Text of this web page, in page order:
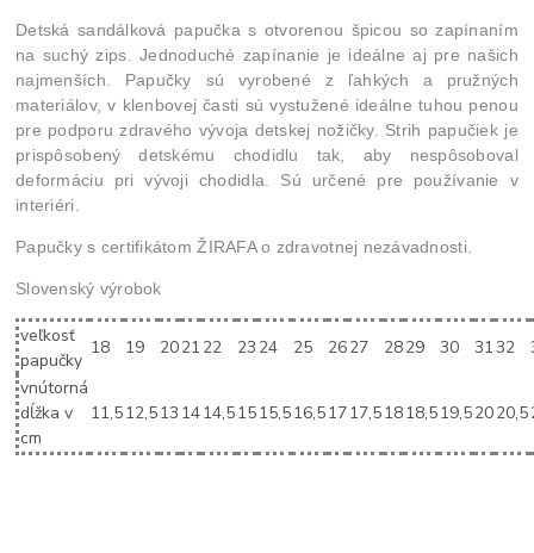
Detská sandálková papučka s otvorenou špicou so zapínaním
na suchý zips. Jednoduché zapínanie je ideálne aj pre našich
najmenších. Papučky sú vyrobené z ľahkých a pružných
materiálov, v klenbovej časti sú vystužené ideálne tuhou penou
pre podporu zdravého vývoja detskej nožičky. Strih papučiek je
prispôsobený detskému chodidlu tak, aby nespôsoboval
deformáciu pri vývoji chodidla. Sú určené pre používanie v
interiéri.
Papučky s certifikátom ŽIRAFA o zdravotnej nezávadnosti.
Slovenský výrobok
veľkosť
papučky
18 19 2021 22 23 24 25 2627 2829 30 3132
vnútorná
dĺžka v
cm
11,512,513 1414,51515,516,51717,51818,519,52020,5